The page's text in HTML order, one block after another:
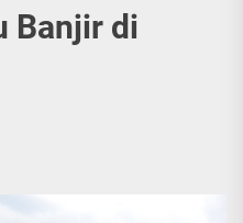
Banjir di